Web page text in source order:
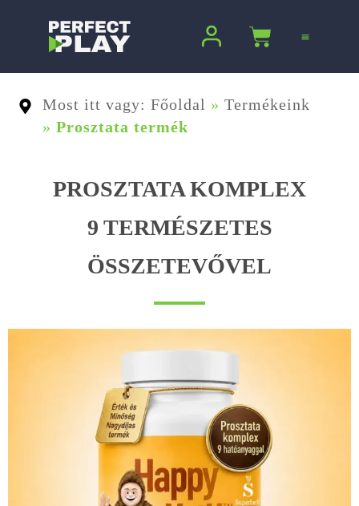
tartalomra
Kosár
Most itt vagy: Főoldal » Termékeink
» Prosztata termék
PROSZTATA KOMPLEX
9 TERMÉSZETES
ÖSSZETEVŐVEL